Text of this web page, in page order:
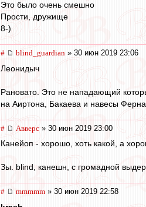
Это было очень смешно
Прости, дружище
8-)
# blind_guardian » 30 июн 2019 23:06
Леонидыч
Рановато. Это не нападающий
на Аиртона, Бакаева и навесы
# Авверс » 30 июн 2019 23:00
Канейоп - хорошо, хоть какой, а
Зы. blind, канешн, с громадной
# mmmmm » 30 июн 2019 22:58